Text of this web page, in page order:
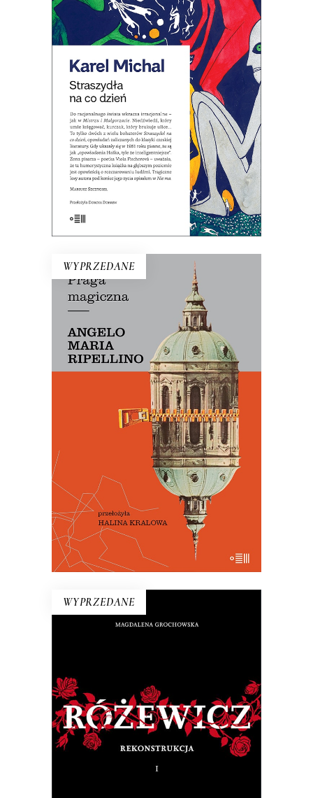
E-BOOK DO KOSZYKA
STRASZYDŁA NA CO DZIEŃ
Opowiadania, w których do
racjonalnego świata wkracza
irracjonalne: niedźwiedź umie
księgować, a kurczak brukuje ulice…
Jedna z najbardziej kultowych czeskich
książek XX wieku.
39.00zł 19.50zł
WYPRZEDANE
E-BOOK DO KOSZYKA
PRAGA MAGICZNA
Oto – jak mówi Mariusz Szczygieł –
biblia kultury czeskiej. Dla miłośników
Pragi i czeskiej kultury – lektura
niezbędna.
29.50zł
WYPRZEDANE
RÓŻEWICZ. REKONSTRUKCJA
(tom 1)
Na pytanie: „Kim jesteś?”, Tadeusz
Różewicz odpowiedział przed laty: „Kto
mnie uważnie czyta, ten wie”.